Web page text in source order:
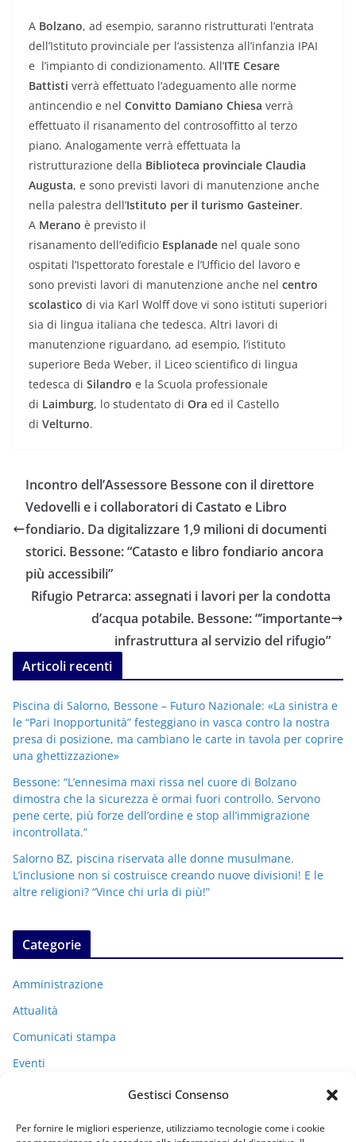
Gestisci Consenso
Per fornire le migliori esperienze, utilizziamo tecnologie come i cookie
A Bolzano, ad esempio, saranno ristrutturati l’entrata
dell’Istituto provinciale per l’assistenza all’infanzia IPAI
e l’impianto di condizionamento. All’ITE Cesare
Battisti verrà effettuato l’adeguamento alle norme
antincendio e nel Convitto Damiano Chiesa verrà
effettuato il risanamento del controsoffitto al terzo
piano. Analogamente verrà effettuata la
ristrutturazione della Biblioteca provinciale Claudia
Augusta, e sono previsti lavori di manutenzione anche
nella palestra dell’Istituto per il turismo Gasteiner.
A Merano è previsto il
risanamento dell’edificio Esplanade nel quale sono
ospitati l’Ispettorato forestale e l’Ufficio del lavoro e
sono previsti lavori di manutenzione anche nel centro
scolastico di via Karl Wolff dove vi sono istituti superiori
sia di lingua italiana che tedesca. Altri lavori di
manutenzione riguardano, ad esempio, l’istituto
superiore Beda Weber, il Liceo scientifico di lingua
tedesca di Silandro e la Scuola professionale
di Laimburg, lo studentato di Ora ed il Castello
di Velturno.
Incontro dell’Assessore Bessone con il direttore
Vedovelli e i collaboratori di Castato e Libro
fondiario. Da digitalizzare 1,9 milioni di documenti
storici. Bessone: “Catasto e libro fondiario ancora
più accessibili”
Rifugio Petrarca: assegnati i lavori per la condotta
d’acqua potabile. Bessone: “’importante
infrastruttura al servizio del rifugio”
Articoli recenti
Piscina di Salorno, Bessone – Futuro Nazionale: «La sinistra e
le “Pari Inopportunità” festeggiano in vasca contro la nostra
presa di posizione, ma cambiano le carte in tavola per coprire
una ghettizzazione»
Bessone: “L’ennesima maxi rissa nel cuore di Bolzano
dimostra che la sicurezza è ormai fuori controllo. Servono
pene certe, più forze dell’ordine e stop all’immigrazione
incontrollata.”
Salorno BZ, piscina riservata alle donne musulmane.
L’inclusione non si costruisce creando nuove divisioni! E le
altre religioni? “Vince chi urla di più!”
Categorie
Amministrazione
Attualità
Comunicati stampa
Eventi